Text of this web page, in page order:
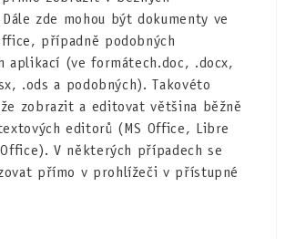
zde mohou být dokumenty ve
případně podobných
aplikací (ve formátech.doc, .docx,
.ods a podobných). Takovéto
zobrazit a editovat většina běžně
editorů (MS Office, Libre
V některých případech se
přímo v prohlížeči v přístupné